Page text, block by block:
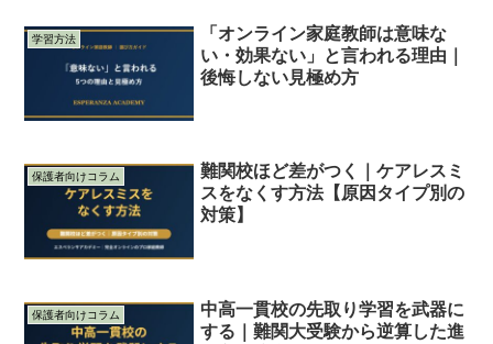
学習方法
「オンライン家庭教師は意味な
い・効果ない」と言われる理由｜
後悔しない見極め方
保護者向けコラム
難関校ほど差がつく｜ケアレスミ
スをなくす方法【原因タイプ別の
対策】
保護者向けコラム
中高一貫校の先取り学習を武器に
する｜難関大受験から逆算した進